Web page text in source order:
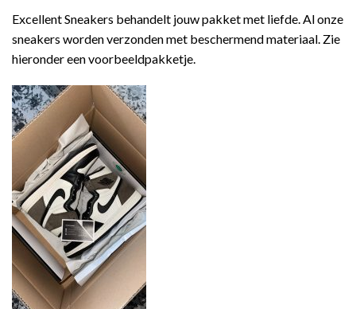
Excellent Sneakers behandelt jouw pakket met liefde. Al onze
sneakers worden verzonden met beschermend materiaal. Zie
hieronder een voorbeeldpakketje.